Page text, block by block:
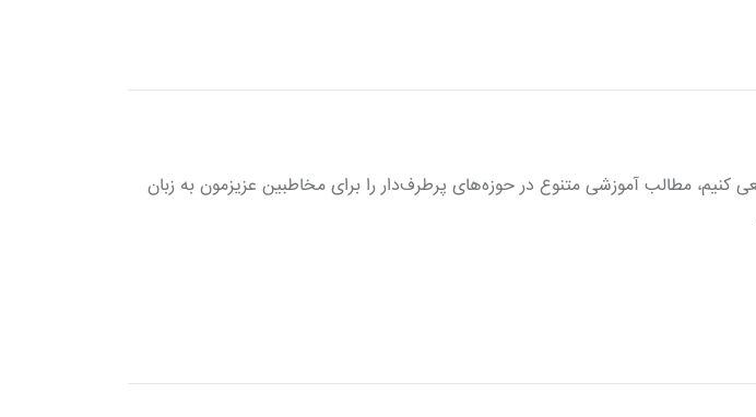
کنیم، مطالب آموزشی متنوع در حوزه‌های پرطرف‌دار را برای مخاطبین عزیزمون به زبان